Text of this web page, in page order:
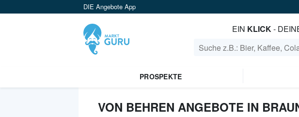
DIE Angebote App
EIN KLICK-
PROSPEKTE
VON BEHREN ANGEBOTE IN